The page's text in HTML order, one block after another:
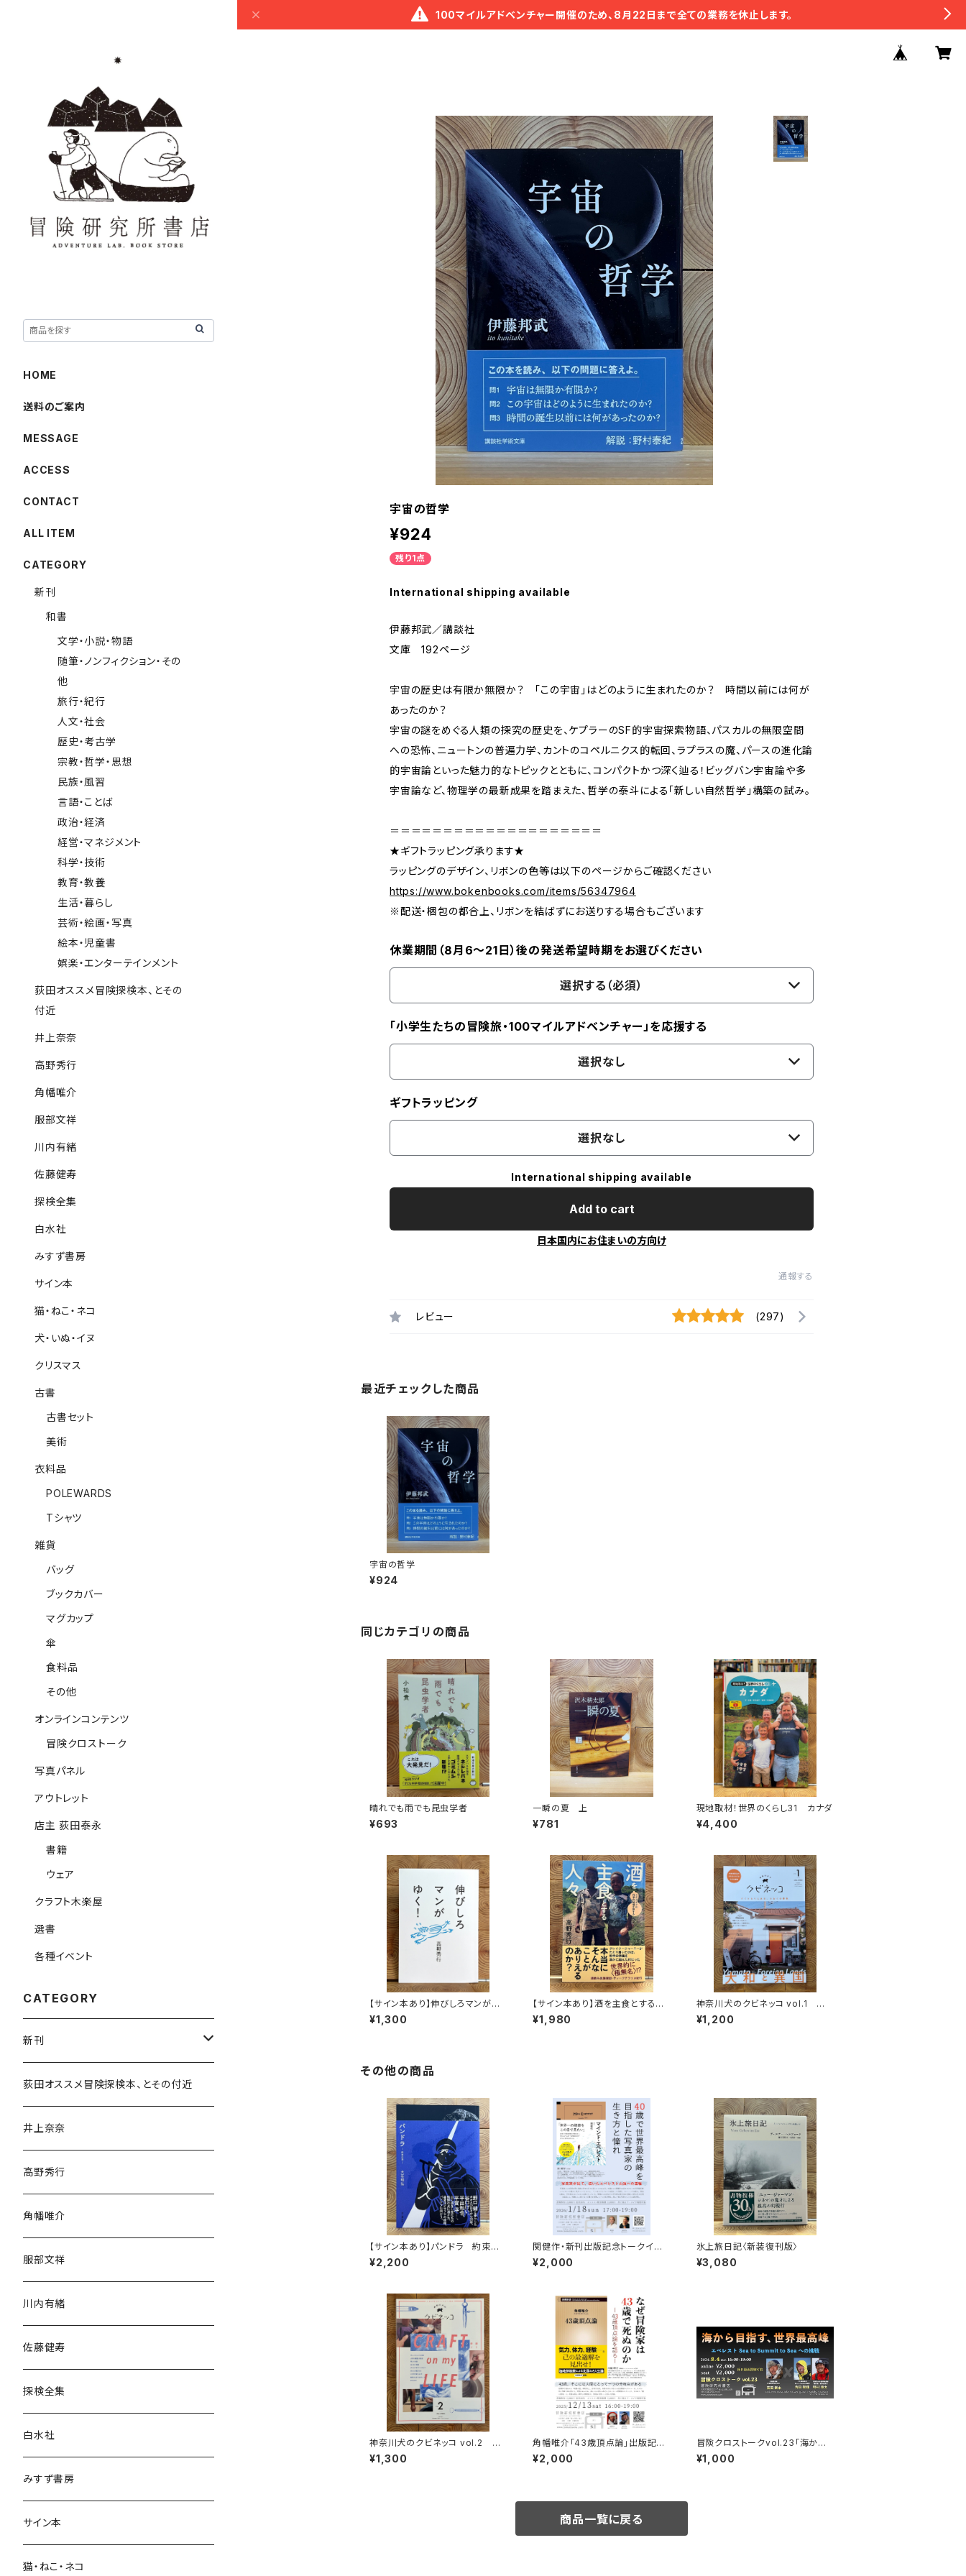
100マイルアドベンチャー開催のため、8月22日まで全ての業務を休止します。
宇宙の哲学
¥924
残り1点
International shipping available
伊藤邦武／講談社
文庫 192ページ
宇宙の歴史は有限か無限か？ 「この宇宙」はどのように生まれたのか？ 時間以前には何が
あったのか？
宇宙の謎をめぐる人類の探究の歴史を、ケプラーのSF的宇宙探索物語、パスカルの無限空間
への恐怖、ニュートンの普遍力学、カントのコペルニクス的転回、ラプラスの魔、パースの進化論
的宇宙論といった魅力的なトピックとともに、コンパクトかつ深く辿る！ビッグバン宇宙論や多
宇宙論など、物理学の最新成果を踏まえた、哲学の泰斗による「新しい自然哲学」構築の試み。
＝＝＝＝＝＝＝＝＝＝＝＝＝＝＝＝＝＝＝＝
★ギフトラッピング承ります★
ラッピングのデザイン、リボンの色等は以下のページからご確認ください
https://www.bokenbooks.com/items/56347964
※配送・梱包の都合上、リボンを結ばずにお送りする場合もございます
休業期間（8月6〜21日）後の発送希望時期をお選びください
選択する（必須）
「小学生たちの冒険旅・100マイルアドベンチャー」を応援する
選択なし
ギフトラッピング
選択なし
International shipping available
Add to cart
日本国内にお住まいの方向け
通報する
レビュー (297)
最近チェックした商品
宇宙の哲学
¥924
同じカテゴリの商品
晴れでも雨でも昆虫学者
¥693
一瞬の夏 上
¥781
現地取材！世界のくらし31 カナダ
¥4,400
【サイン本あり】伸びしろマンがゆ
く！
¥1,300
【サイン本あり】酒を主食とする
人々 エチオピアの科学的秘境を
旅する
¥1,980
神奈川犬のクビネッコ vol.1 特
集：大和と異国
¥1,200
その他の商品
【サイン本あり】パンドラ 約束の
頂
¥2,200
関健作・新刊出版記念トークイベ
ント録画視聴権
¥2,000
氷上旅日記〈新装復刊版〉
¥3,080
神奈川犬のクビネッコ vol.2 特
集：CRAFT on my LIFE
¥1,300
角幡唯介「43歳頂点論」出版記念
トークイベント録画視聴権
¥2,000
冒険クロストークvol.23「海から
目指す、世界最高峰」録画視聴権
¥1,000
商品一覧に戻る
HOME
送料のご案内
MESSAGE
ACCESS
CONTACT
ALL ITEM
CATEGORY
新刊
和書
文学・小説・物語
随筆・ノンフィクション・その
他
旅行・紀行
人文・社会
歴史・考古学
宗教・哲学・思想
民族・風習
言語・ことば
政治・経済
経営・マネジメント
科学・技術
教育・教養
生活・暮らし
芸術・絵画・写真
絵本・児童書
娯楽・エンターテインメント
荻田オススメ冒険探検本、とその
付近
井上奈奈
高野秀行
角幡唯介
服部文祥
川内有緒
佐藤健寿
探検全集
白水社
みすず書房
サイン本
猫・ねこ・ネコ
犬・いぬ・イヌ
クリスマス
古書
古書セット
美術
衣料品
POLEWARDS
Tシャツ
雑貨
バッグ
ブックカバー
マグカップ
傘
食料品
その他
オンラインコンテンツ
冒険クロストーク
写真パネル
アウトレット
店主 荻田泰永
書籍
ウェア
クラフト木楽屋
選書
各種イベント
CATEGORY
新刊
和書
文学・小説・物語
随筆・ノンフィクション・その他
民族・風習
言語・ことば
荻田オススメ冒険探検本、とその付近
井上奈奈
高野秀行
角幡唯介
服部文祥
川内有緒
佐藤健寿
探検全集
白水社
みすず書房
サイン本
猫・ねこ・ネコ